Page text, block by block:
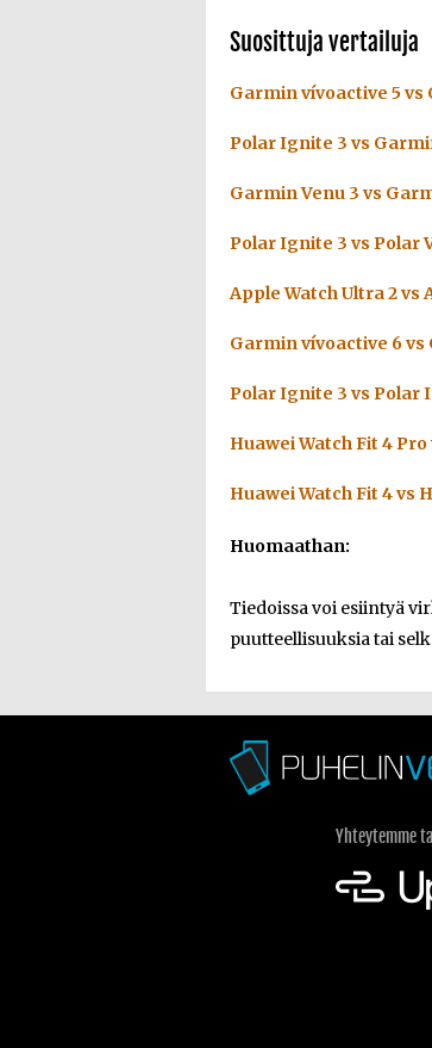
Suosittuja vertailuja
Garmin vívoactive 5
Polar Ignite 3 vs
Garmin Venu 3 vs
Polar Ignite 3 vs Polar
Apple Watch Ultra 2 vs
Garmin vívoactive 6 vs
Polar Ignite 3 vs Polar
Huawei Watch Fit 4
Huawei Watch Fit 4 vs
Huomaathan:
Tiedoissa voi esiintyä
puutteellisuuksia tai
Yhteytemme